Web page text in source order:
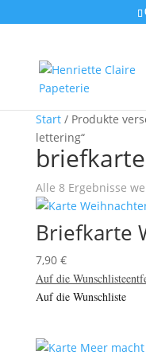
Start/ Produkte
lettering“
Alle 8 Ergebnisse
Briefkarte
7,90 €
Auf die Wunschliste
Auf die Wunschliste